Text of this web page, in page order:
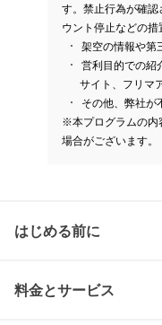
す。禁止行為が確
ウント停止などの措
架空の情報や第
営利目的での紹
サイト、フリマ
その他、弊社が
※本プログラムの内
場合がございます。
はじめる前に
料金とサービス